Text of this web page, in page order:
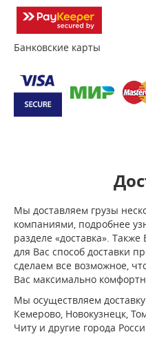
Банковские карты
Мы доставляем грузы
компаниями, подробнее
разделе «доставка».
для Вас способ доставки
сделаем все возможное,
Вас максимально
Мы осуществляем
Кемерово, Новокузнецк,
Читу и другие города